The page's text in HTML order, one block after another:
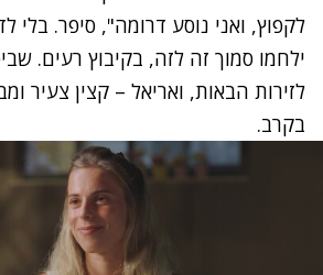
לקפוץ, ואני נוסע דרומה", סיפר. בלי
ילחמו סמוך זה לזה, בקיבוץ רעים.
לזירות הבאות, ואריאל – קצין צעיר
בקרב.